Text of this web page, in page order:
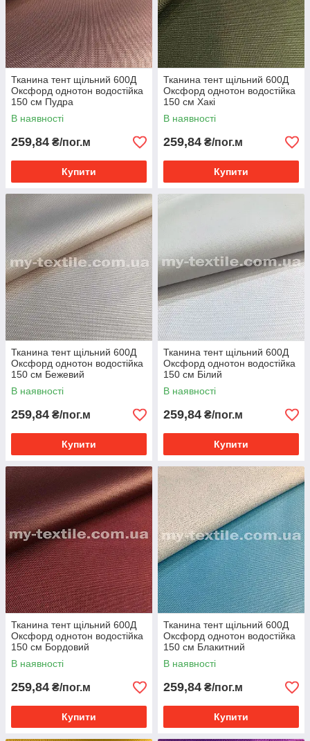
Тканина тент щільний 600Д
Оксфорд однотон водостійка
150 см Пудра
В наявності
259,84 ₴/пог.м
Купити
Тканина тент щільний 600Д
Оксфорд однотон водостійка
150 см Хакі
В наявності
259,84 ₴/пог.м
Купити
Тканина тент щільний 600Д
Оксфорд однотон водостійка
150 см Бежевий
В наявності
259,84 ₴/пог.м
Купити
Тканина тент щільний 600Д
Оксфорд однотон водостійка
150 см Білий
В наявності
259,84 ₴/пог.м
Купити
Тканина тент щільний 600Д
Оксфорд однотон водостійка
150 см Бордовий
В наявності
259,84 ₴/пог.м
Купити
Тканина тент щільний 600Д
Оксфорд однотон водостійка
150 см Блакитний
В наявності
259,84 ₴/пог.м
Купити